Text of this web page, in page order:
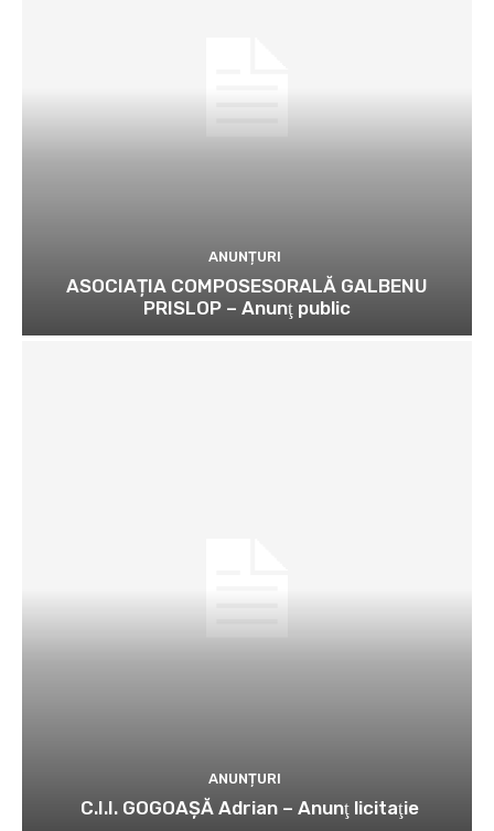
ANUNȚURI
ASOCIAȚIA COMPOSESORALĂ GALBENU
PRISLOP – Anunţ public
ANUNȚURI
C.I.I. GOGOAŞĂ Adrian – Anunţ licitaţie